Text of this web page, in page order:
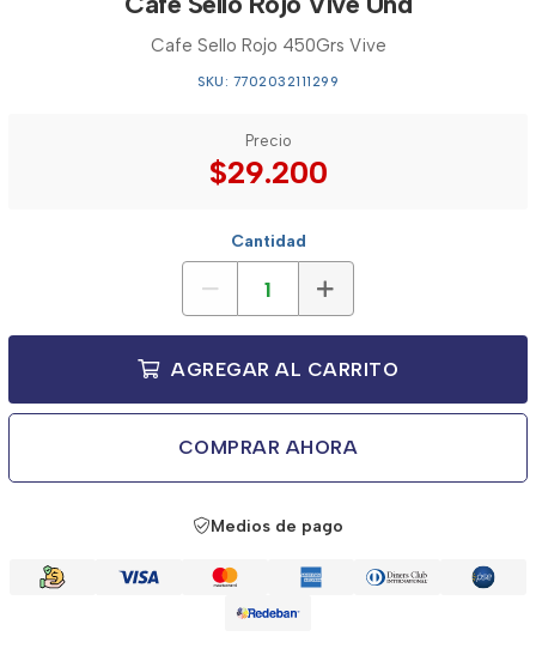
Cafe Sello Rojo 450Grs Vive
SKU: 7702032111299
Precio
$29.200
Cantidad
AGREGAR AL CARRITO
COMPRAR AHORA
Medios de pago